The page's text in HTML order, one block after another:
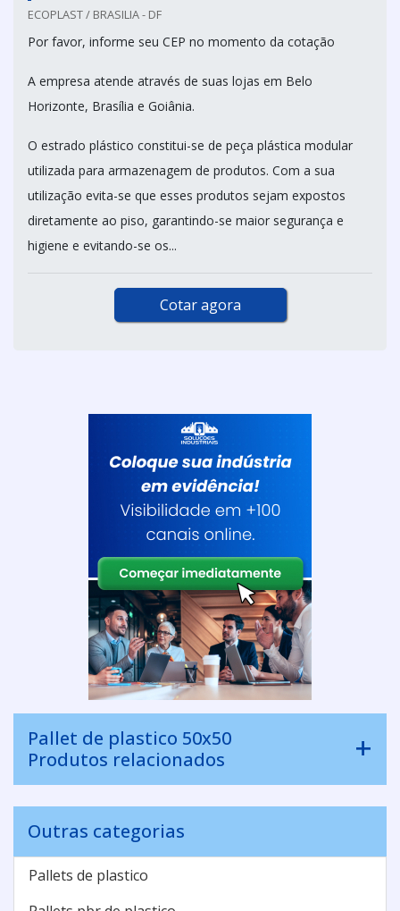
ECOPLAST / BRASILIA - DF
Por favor, informe seu CEP no momento da cotação
A empresa atende através de suas lojas em Belo
Horizonte, Brasília e Goiânia.
O estrado plástico constitui-se de peça plástica modular
utilizada para armazenagem de produtos. Com a sua
utilização evita-se que esses produtos sejam expostos
diretamente ao piso, garantindo-se maior segurança e
higiene e evitando-se os...
Cotar agora
Pallet de plastico 50x50
Produtos relacionados
Outras categorias
Pallets de plastico